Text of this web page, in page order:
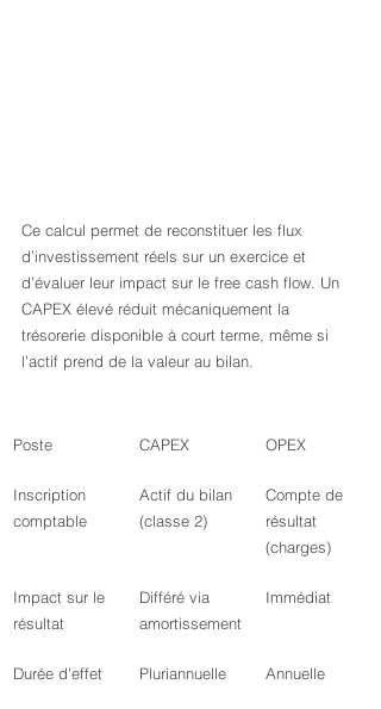
Ce calcul permet de reconstituer les flux
d’investissement réels sur un exercice et
d’évaluer leur impact sur le free cash flow. Un
CAPEX élevé réduit mécaniquement la
trésorerie disponible à court terme, même si
l’actif prend de la valeur au bilan.
Poste CAPEX OPEX
Inscription
comptable
Actif du bilan
(classe 2)
Compte de
résultat
(charges)
Impact sur le
résultat
Différé via
amortissement
Immédiat
Durée d’effet Pluriannuelle Annuelle